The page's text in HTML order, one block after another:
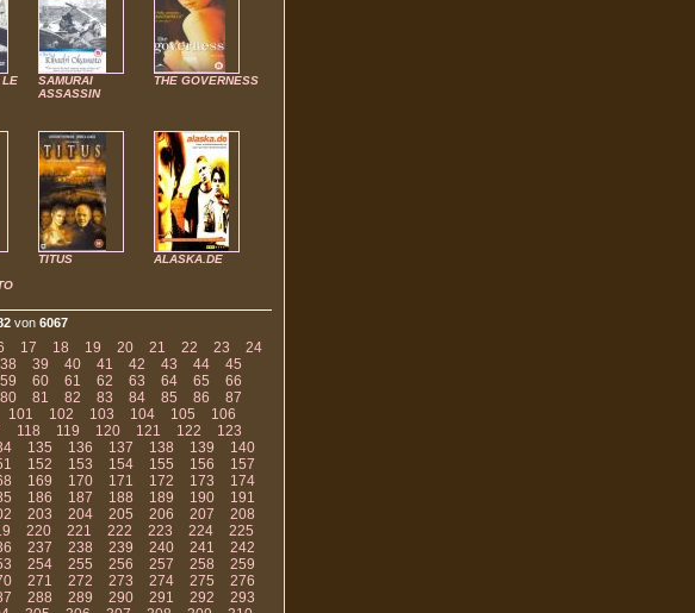
LE
SAMURAI
ASSASSIN
THE GOVERNESS
TITUS ALASKA.DE
von 6067
17 18 19 20 21 22 23
24
38 39 40 41 42 43 44
45
59 60 61 62 63 64 65
66
80 81 82 83 84 85 86
87
101 102 103 104 105
106
118 119 120 121 122
123
135 136 137 138 139
140
152 153 154 155 156
157
169 170 171 172 173
174
186 187 188 189 190
191
203 204 205 206 207
208
220 221 222 223 224
225
237 238 239 240 241
242
254 255 256 257 258
259
271 272 273 274 275
276
288 289 290 291 292
293